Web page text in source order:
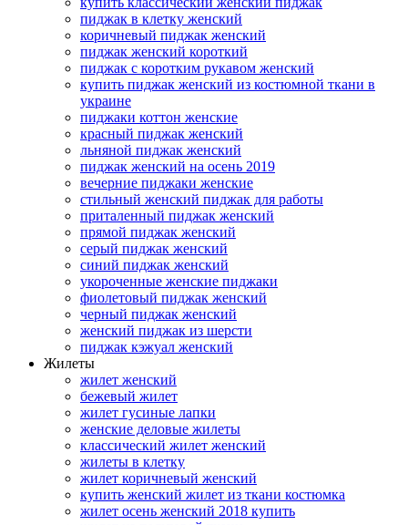
пиджак в клетку женский
коричневый пиджак женский
пиджак женский короткий
пиджак с коротким рукавом женский
купить пиджак женский из костюмной ткани в
украине
пиджаки коттон женские
красный пиджак женский
льняной пиджак женский
пиджак женский на осень 2019
вечерние пиджаки женские
стильный женский пиджак для работы
приталенный пиджак женский
прямой пиджак женский
серый пиджак женский
синий пиджак женский
укороченные женские пиджаки
фиолетовый пиджак женский
черный пиджак женский
женский пиджак из шерсти
пиджак кэжуал женский
Жилеты
жилет женский
бежевый жилет
жилет гусиные лапки
женские деловые жилеты
классический жилет женский
жилеты в клетку
жилет коричневый женский
купить женский жилет из ткани костюмка
жилет осень женский 2018 купить